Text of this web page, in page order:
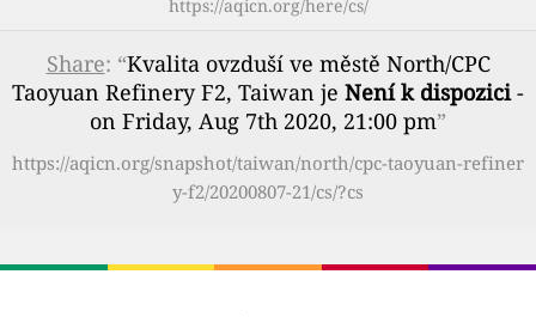
https://aqicn.org/here/cs/
Share: “Kvalita ovzduší ve městě North/CPC
Taoyuan Refinery F2, Taiwan je Není k dispozici-
on Friday, Aug 7th 2020, 21:00 pm”
https://aqicn.org/snapshot/taiwan/north/cpc-taoyuan-refiner
y-f2/20200807-21/cs/?cs